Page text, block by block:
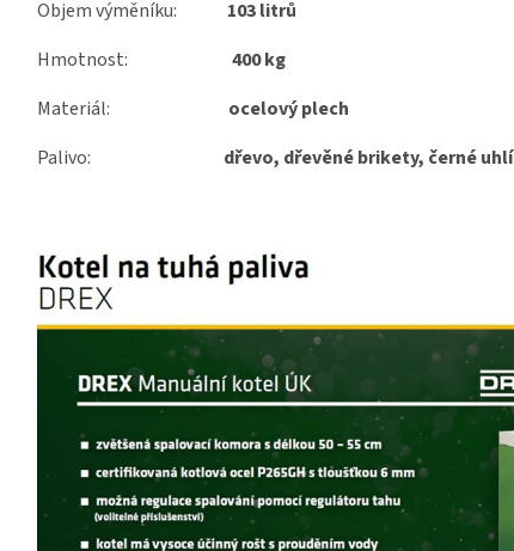
Objem výměníku: 103 litrů
Hmotnost: 400 kg
Materiál: ocelový plech
Palivo: dřevo, dřevěné brikety, černé uhlí